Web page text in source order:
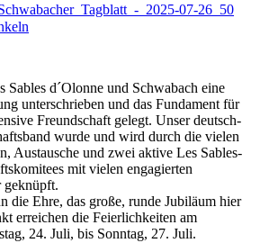
_2025-07-26_50
Sables d´Olonne und Schwabach eine
unterschrieben und das Fundament für
Freundschaft gelegt. Unser deutsch-
wurde und wird durch die vielen
Austausche und zwei aktive Les Sables-
mit vielen engagierten
geknüpft.
die Ehre, das große, runde Jubiläum hier
erreichen die Feierlichkeiten am
24. Juli, bis Sonntag, 27. Juli.